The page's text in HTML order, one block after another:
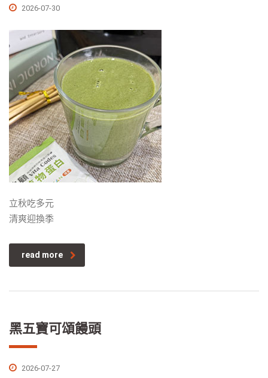
2026-07-30
立秋吃多元
清爽迎換季
read more
黑五寶可頌饅頭
2026-07-27